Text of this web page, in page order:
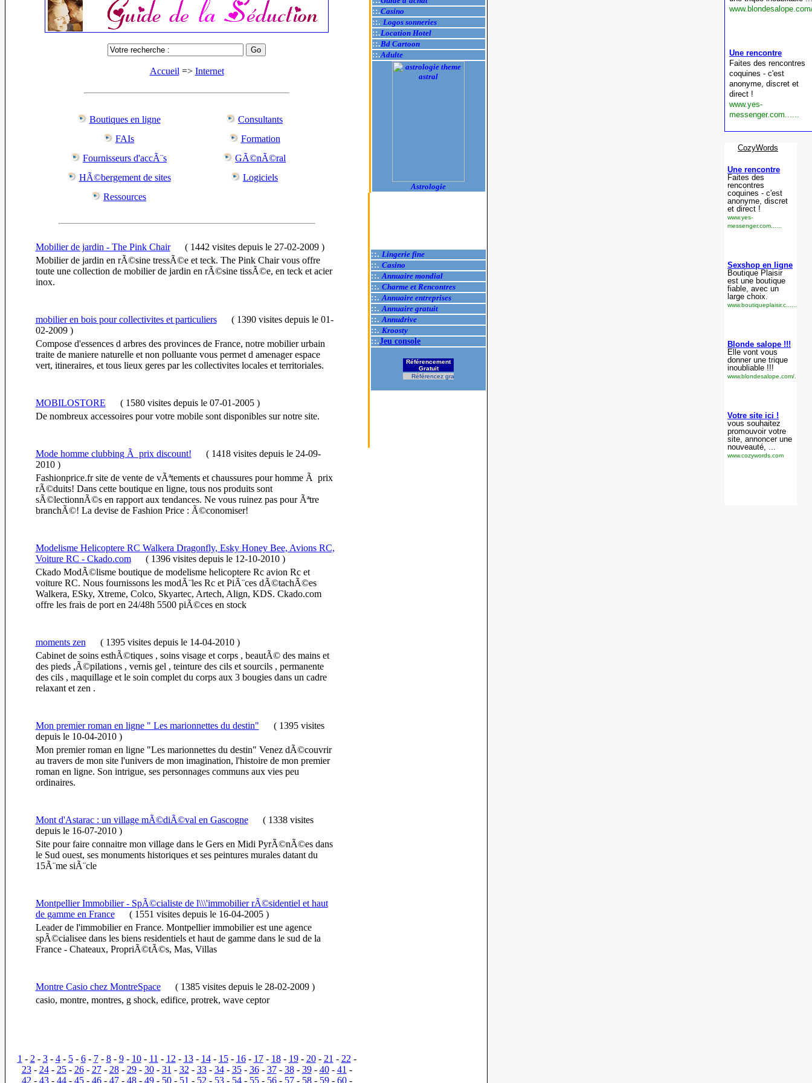
Accueil=> Internet
Boutiques en ligne
Consultants
FAIs
Formation
Fournisseurs d'accÃ¨s
GÃ©nÃ©ral
HÃ©bergement de sites
Logiciels
Ressources
Mobilier de jardin - The Pink Chair(1442 visites depuis le 27-02-2009)
Mobilier de jardin en rÃ©sine tressÃ©e et teck. The Pink Chair vous offre
toute une collection de mobilier de jardin en rÃ©sine tissÃ©e, en teck et acier
inox.
mobilier en bois pour collectivites et particuliers(1390 visites depuis le 01-
02-2009)
Compose d'essences d arbres des provinces de France, notre mobilier urbain
traite de maniere naturelle et non polluante vous permet d amenager espace
vert, itineraires, et tous lieux geres par les collectivites locales et territoriales.
MOBILOSTORE (1580 visites depuis le 07-01-2005)
De nombreux accessoires pour votre mobile sont disponibles sur notre site.
Mode homme clubbing Ã prix discount! (1418 visites depuis le 24-09-
2010)
Fashionprice.fr site de vente de vÃªtements et chaussures pour homme Ã prix
rÃ©duits! Dans cette boutique en ligne, tous nos produits sont
sÃ©lectionnÃ©s en rapport aux tendances. Ne vous ruinez pas pour Ãªtre
branchÃ©! La devise de Fashion Price : Ã©conomiser!
Modelisme Helicoptere RC Walkera Dragonfly, Esky Honey Bee, Avions RC,
Voiture RC - Ckado.com(1396 visites depuis le 12-10-2010)
Ckado ModÃ©lisme boutique de modelisme helicoptere Rc avion Rc et
voiture RC. Nous fournissons les modÃ¨les Rc et PiÃ¨ces dÃ©tachÃ©es
Walkera, ESky, Xtreme, Colco, Skyartec, Artech, Align, KDS. Ckado.com
offre les frais de port en 24/48h 5500 piÃ©ces en stock
moments zen(1395 visites depuis le 14-04-2010)
Cabinet de soins esthÃ©tiques , soins visage et corps , beautÃ© des mains et
des pieds ,Ã©pilations , vernis gel , teinture des cils et sourcils , permanente
des cils , maquillage et le soin complet du corps aux 3 bougies dans un cadre
relaxant et zen .
Mon premier roman en ligne " Les marionnettes du destin" (1395 visites
depuis le 10-04-2010)
Mon premier roman en ligne "Les marionnettes du destin" Venez dÃ©couvrir
au travers de mon site l'univers de mon imagination, l'histoire de mon premier
roman en ligne. Son intrigue, ses personnages communs aux vies peu
ordinaires.
Mont d'Astarac : un village mÃ©diÃ©val en Gascogne(1338 visites
depuis le 16-07-2010)
Site pour faire connaitre mon village dans le Gers en Midi PyrÃ©nÃ©es dans
le Sud ouest, ses monuments historiques et ses peintures murales datant du
15Ã¨me siÃ¨cle
Montpellier Immobilier - SpÃ©cialiste de l\\\'immobilier rÃ©sidentiel et haut
de gamme en France(1551 visites depuis le 16-04-2005)
Leader de l'immobilier en France. Montpellier immobilier est une agence
spÃ©cialisee dans les biens residentiels et haut de gamme dans le sud de la
France - Chateaux, PropriÃ©tÃ©s, Mas, Villas
Montre Casio chez MontreSpace(1385 visites depuis le 28-02-2009)
casio, montre, montres, g shock, edifice, protrek, wave ceptor
1 - 2- 3- 4- 5- 6- 7- 8- 9- 10- 11 - 12- 13- 14- 15- 16- 17- 18- 19- 20- 21 - 22-
23- 24- 25- 26- 27- 28- 29- 30- 31 - 32- 33- 34- 35- 36- 37- 38- 39- 40- 41 -
42 - 43- 44- 45- 46- 47- 48- 49- 50- 51 - 52 - 53- 54- 55- 56- 57- 58- 59- 60-
::.Casino
::. Logos sonneries
::.Location Hotel
::.Bd Cartoon
::.Adulte
Astrologie
::. Lingerie fine
::. Casino
::.Annuaire mondial
::. Charme et Rencontres
::.Annuaire entreprises
::.Annuaire gratuit
::.Annudrive
::. Kroosty
::.Jeu console
Référencement
Gratuit
Référencez gratuitement votre site.